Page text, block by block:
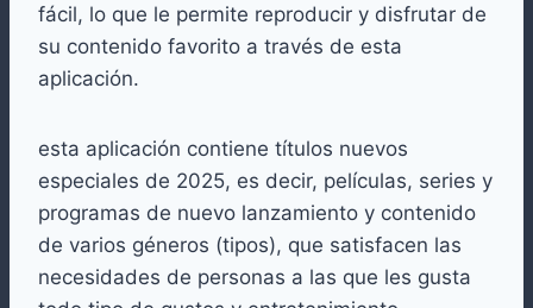
fácil, lo que le permite reproducir y disfrutar de
su contenido favorito a través de esta
aplicación.
esta aplicación contiene títulos nuevos
especiales de 2025, es decir, películas, series y
programas de nuevo lanzamiento y contenido
de varios géneros (tipos), que satisfacen las
necesidades de personas a las que les gusta